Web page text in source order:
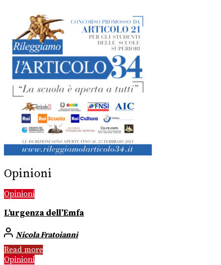
Opinioni
Opinioni
L’urgenza dell’Emfa
Nicola Fratoianni
Read more
Opinioni